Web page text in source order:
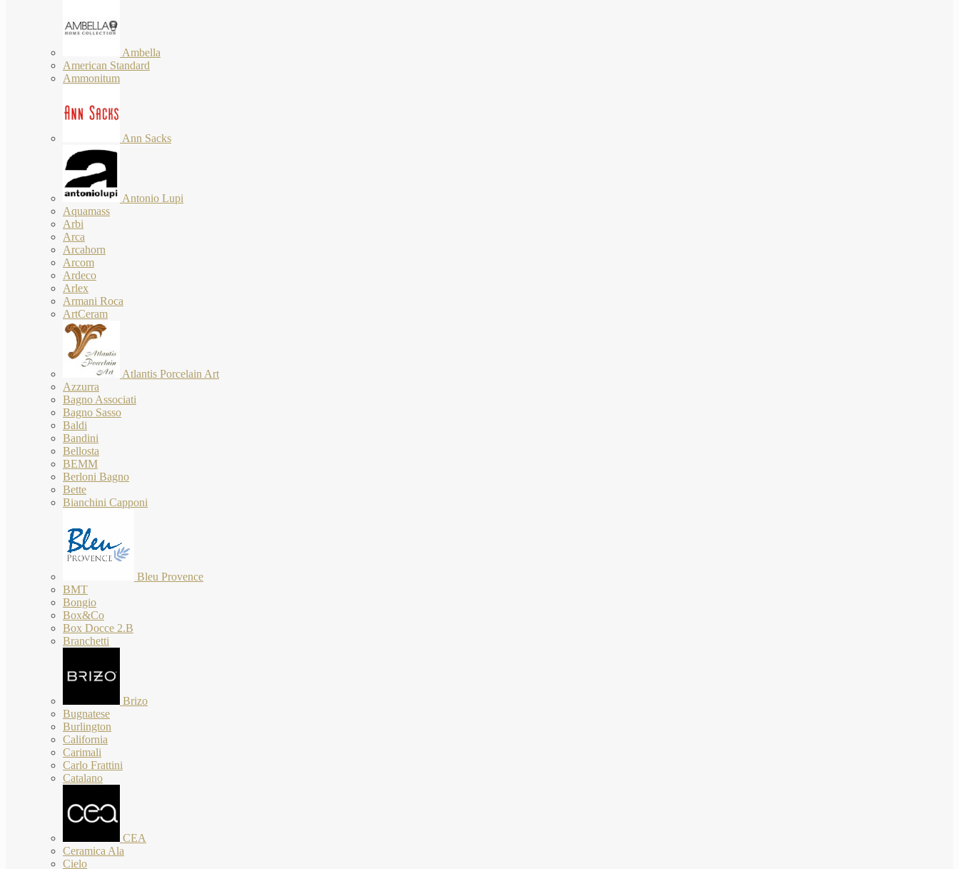
Ambella
American Standard
Ammonitum
Ann Sacks
Antonio Lupi
Aquamass
Arbi
Arca
Arcahorn
Arcom
Ardeco
Arlex
Armani Roca
ArtCeram
Atlantis Porcelain Art
Azzurra
Bagno Associati
Bagno Sasso
Baldi
Bandini
Bellosta
BEMM
Berloni Bagno
Bette
Bianchini Capponi
Bleu Provence
BMT
Bongio
Box&Co
Box Docce 2.B
Branchetti
Brizo
Bugnatese
Burlington
California
Carimali
Carlo Frattini
Catalano
CEA
Ceramica Ala
Cielo